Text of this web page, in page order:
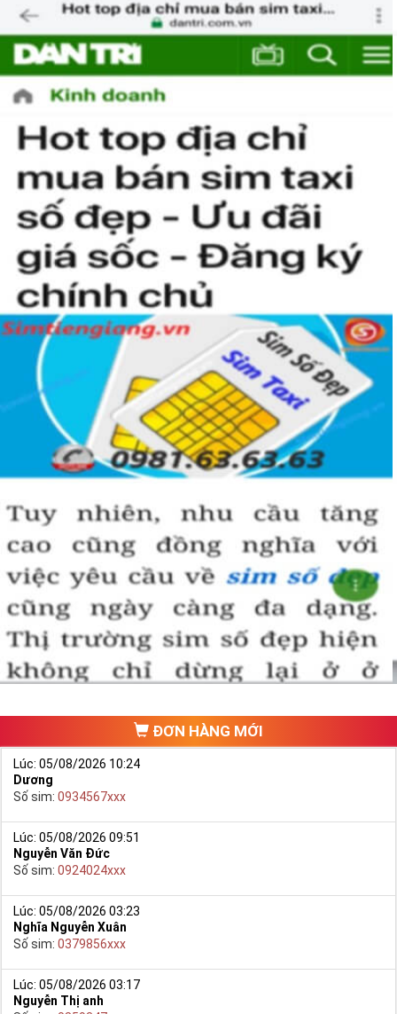
ĐƠN HÀNG MỚI
Lúc: 05/08/2026 10:24
Dương
Số sim: 0934567xxx
Lúc: 05/08/2026 09:51
Nguyễn Văn Đức
Số sim: 0924024xxx
Lúc: 05/08/2026 03:23
Nghĩa Nguyễn Xuân
Số sim: 0379856xxx
Lúc: 05/08/2026 03:17
Nguyễn Thị anh